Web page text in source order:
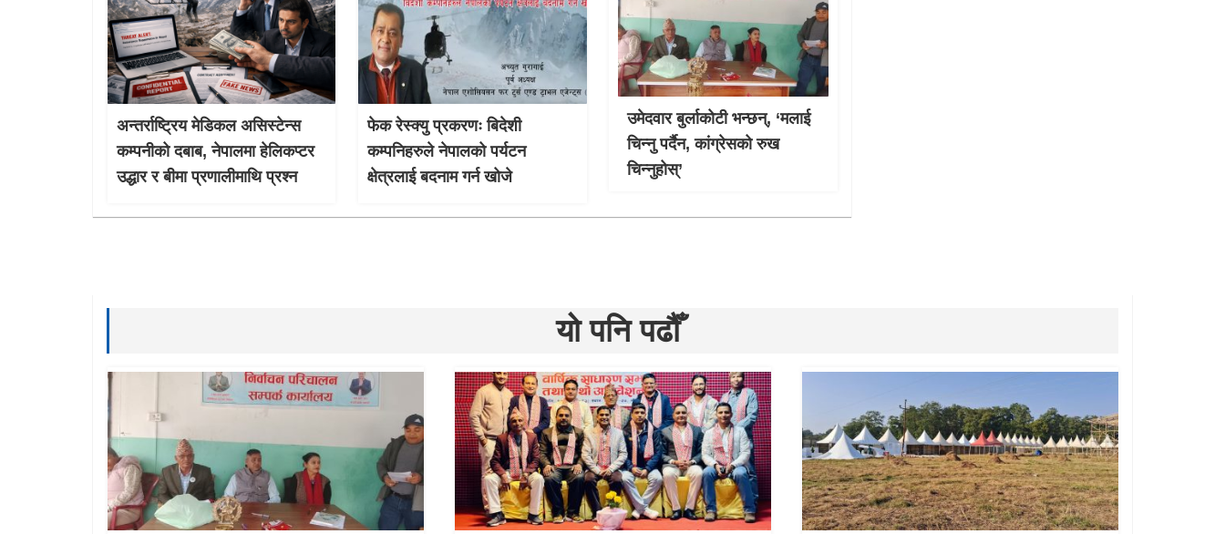
अन्तर्राष्ट्रिय मेडिकल असिस्टेन्स
कम्पनीको दबाब, नेपालमा हेलिकप्टर
उद्धार र बीमा प्रणालीमाथि प्रश्न
फेक रेस्क्यु प्रकरणः बिदेशी
कम्पनिहरुले नेपालको पर्यटन
क्षेत्रलाई बदनाम गर्न खोजे
उमेदवार बुर्लाकोटी भन्छन्, ‘मलाई
चिन्नु पर्दैन, कांग्रेसको रुख
चिन्नुहोस्’
यो पनि पढौँ